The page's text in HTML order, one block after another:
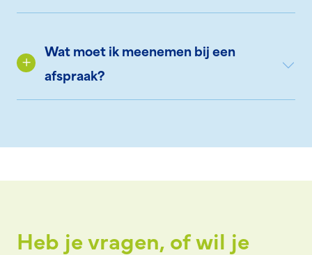
Wat moet ik meenemen bij een
afspraak?
Heb je vragen, of wil je